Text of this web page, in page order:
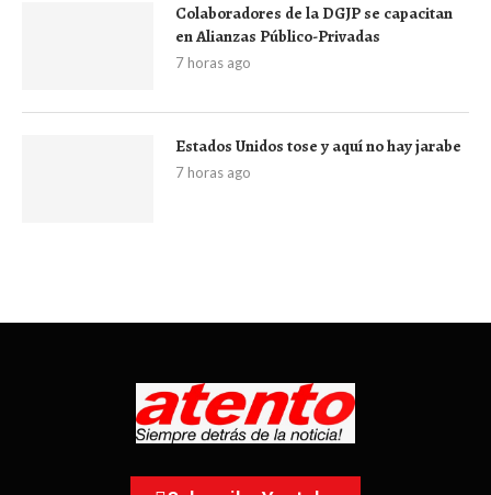
Colaboradores de la DGJP se capacitan
en Alianzas Público-Privadas
7 horas ago
Estados Unidos tose y aquí no hay jarabe
7 horas ago